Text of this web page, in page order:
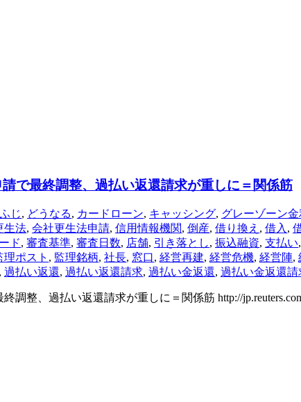
で最終調整、過払い返還請求が重しに＝関係筋
じ, どうなる, カードローン, キャッシング, グレーゾーン金
生法, 会社更生法申請, 信用情報機関, 倒産, 借り換え , 借入 ,
ド, 審査基準, 審査日数, 店舗, 引き落とし, 振込融資, 支払い,
理ポスト , 監理銘柄, 社長, 窓口, 経営再建, 経営危機, 経営陣,
, 過払い返還, 過払い返還請求, 過払い金返還, 過払い金返還請
整、過払い返還請求が重しに＝関係筋 http://